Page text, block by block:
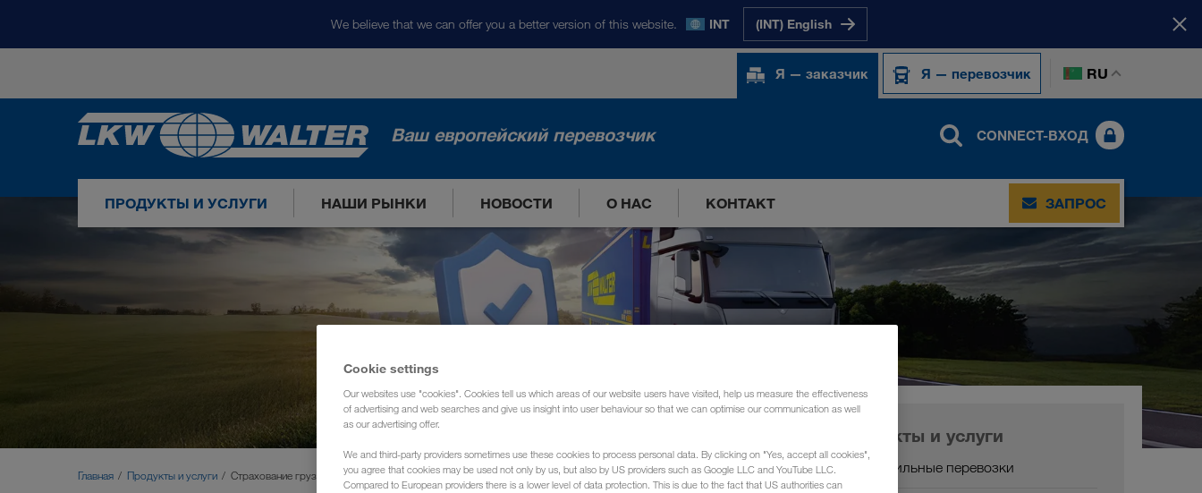
We believe that we can offer you a better version of this website. INT (INT) English
Я — заказчик Я — перевозчик RU
Ваш европейский перевозчик CONNECT-ВХОД
ПРОДУКТЫ И УСЛУГИ НАШИ РЫНКИ НОВОСТИ О НАС КОНТАКТ ЗАПРОС
Главная Продукты и услуги Страхование грузов
Продукты и услуги
Автомобильные перевозки
Cookie settings
Our websites use "cookies". Cookies tell us which areas of our website users have visited, help us measure the effectiveness
of advertising and web searches and give us insight into user behaviour so that we can optimise our communication as well
as our advertising offer.
We and third-party providers sometimes use these cookies to process personal data. By clicking on "Yes, accept all cookies",
you agree that cookies may be used not only by us, but also by US providers such as Google LLC and YouTube LLC.
Compared to European providers there is a lower level of data protection. This is due to the fact that US authorities can